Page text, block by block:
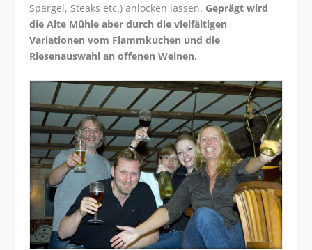
Spargel, Steaks etc.) anlocken lassen. Geprägt wird
die Alte Mühle aber durch die vielfältigen
Variationen vom Flammkuchen und die
Riesenauswahl an offenen Weinen.